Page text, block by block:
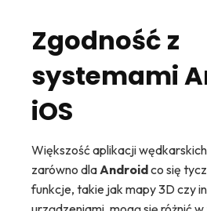
Zgodność z
systemami
iOS
Większość aplikacji
zarówno dlaAndroidco się
funkcje, takie jak mapy 3D czy